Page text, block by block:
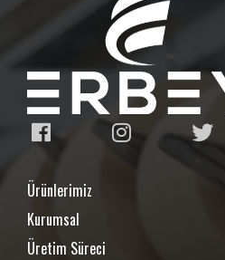
Ürünlerimiz
Kurumsal
Üretim Süreci